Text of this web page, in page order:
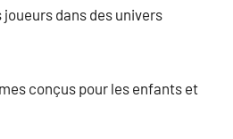
dans des univers
conçus pour les enfants et